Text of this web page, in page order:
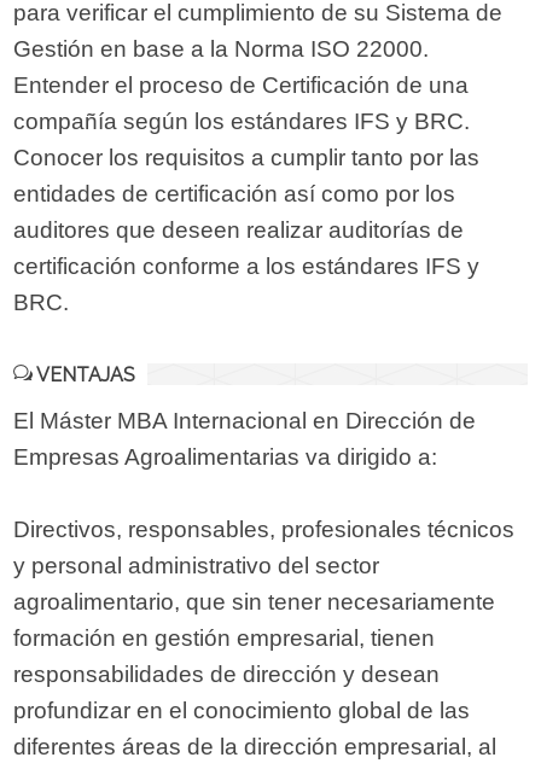
para verificar el cumplimiento de su Sistema de
Gestión en base a la Norma ISO 22000.
Entender el proceso de Certificación de una
compañía según los estándares IFS y BRC.
Conocer los requisitos a cumplir tanto por las
entidades de certificación así como por los
auditores que deseen realizar auditorías de
certificación conforme a los estándares IFS y
BRC.
VENTAJAS
El Máster MBA Internacional en Dirección de
Empresas Agroalimentarias va dirigido a:
Directivos, responsables, profesionales técnicos
y personal administrativo del sector
agroalimentario, que sin tener necesariamente
formación en gestión empresarial, tienen
responsabilidades de dirección y desean
profundizar en el conocimiento global de las
diferentes áreas de la dirección empresarial, al